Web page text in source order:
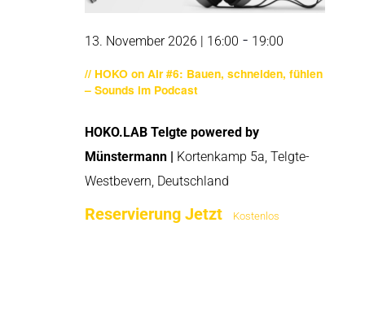
// HOKO on Air #6: Bauen, schneiden, fühlen
– Sounds im Podcast
13. November 2026 | 16:00 - 19:00
HOKO.LAB Telgte powered by
Münstermann | Kortenkamp 5a, Telgte-
Westbevern, Deutschland
Reservierung Jetzt Kostenlos